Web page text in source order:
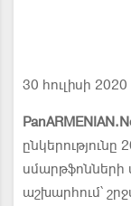
30 հուլիսի
ընկերությունը
աշխարհում՝